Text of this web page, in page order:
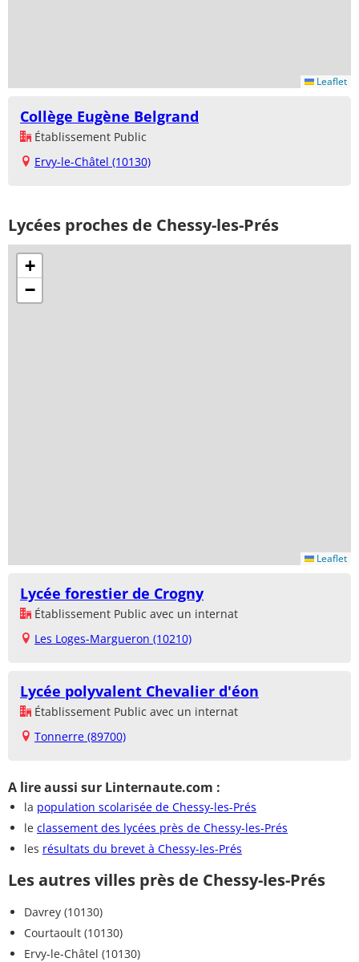
Leaflet
Collège Eugène Belgrand
Établissement Public
Ervy-le-Châtel (10130)
Lycées proches de Chessy-les-Prés
+
−
Leaflet
Lycée forestier de Crogny
Établissement Public avec un internat
Les Loges-Margueron (10210)
Lycée polyvalent Chevalier d'éon
Établissement Public avec un internat
Tonnerre (89700)
A lire aussi sur Linternaute.com :
la population scolarisée de Chessy-les-Prés
le classement des lycées près de Chessy-les-Prés
les résultats du brevet à Chessy-les-Prés
Les autres villes près de Chessy-les-Prés
Davrey (10130)
Courtaoult (10130)
Ervy-le-Châtel (10130)